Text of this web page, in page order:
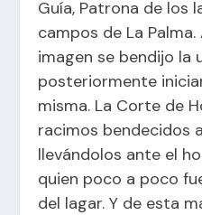
Guía, Patrona de los
campos de La
imagen se bendijo la
posteriormente
misma. La Corte de
racimos bendecidos
llevándolos ante el
quien poco a poco
del lagar. Y de esta